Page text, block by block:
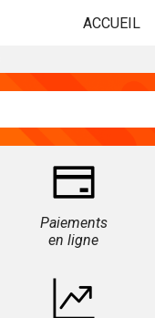
ACCUEIL
Paiements
en ligne